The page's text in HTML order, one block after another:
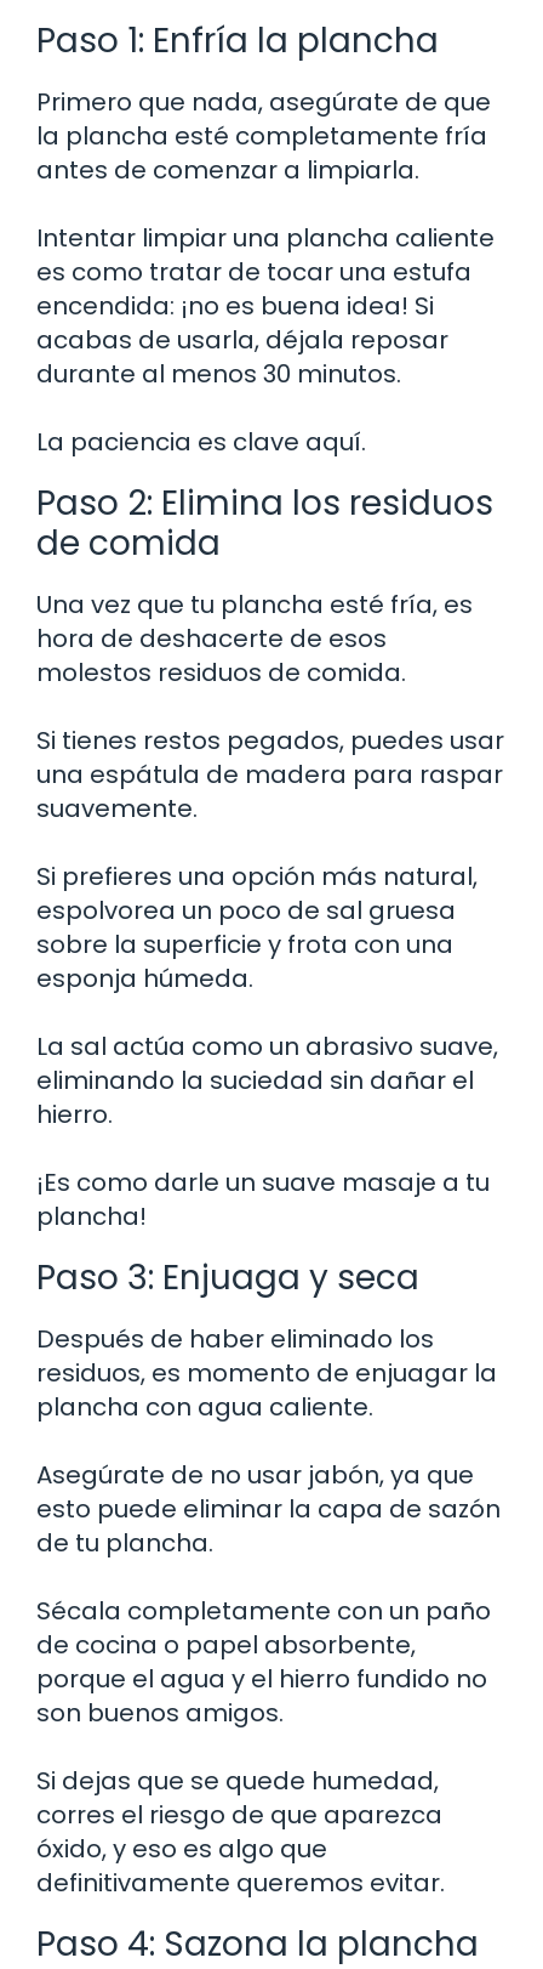
Paso 1: Enfría la plancha
Primero que nada, asegúrate de que
la plancha esté completamente fría
antes de comenzar a limpiarla.
Intentar limpiar una plancha caliente
es como tratar de tocar una estufa
encendida: ¡no es buena idea! Si
acabas de usarla, déjala reposar
durante al menos 30 minutos.
La paciencia es clave aquí.
Paso 2: Elimina los residuos
de comida
Una vez que tu plancha esté fría, es
hora de deshacerte de esos
molestos residuos de comida.
Si tienes restos pegados, puedes usar
una espátula de madera para raspar
suavemente.
Si prefieres una opción más natural,
espolvorea un poco de sal gruesa
sobre la superficie y frota con una
esponja húmeda.
La sal actúa como un abrasivo suave,
eliminando la suciedad sin dañar el
hierro.
¡Es como darle un suave masaje a tu
plancha!
Paso 3: Enjuaga y seca
Después de haber eliminado los
residuos, es momento de enjuagar la
plancha con agua caliente.
Asegúrate de no usar jabón, ya que
esto puede eliminar la capa de sazón
de tu plancha.
Sécala completamente con un paño
de cocina o papel absorbente,
porque el agua y el hierro fundido no
son buenos amigos.
Si dejas que se quede humedad,
corres el riesgo de que aparezca
óxido, y eso es algo que
definitivamente queremos evitar.
Paso 4: Sazona la plancha